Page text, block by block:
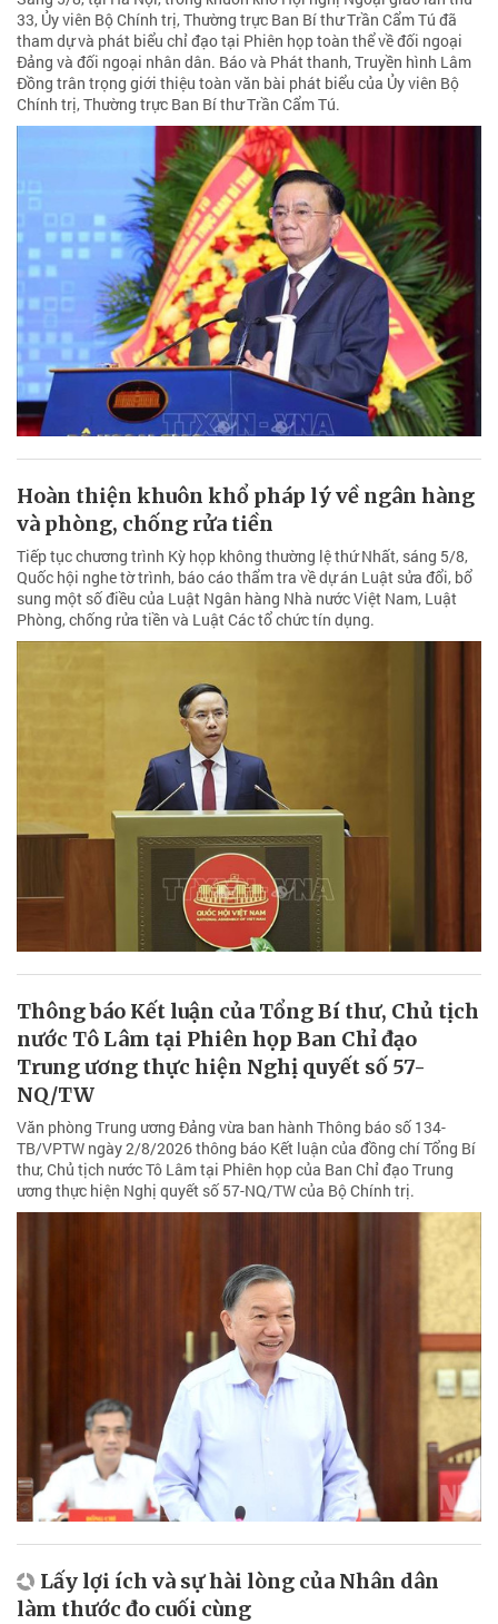
33, Ủy viên Bộ Chính trị, Thường trực Ban Bí thư Trần Cẩm Tú đã
tham dự và phát biểu chỉ đạo tại Phiên họp toàn thể về đối ngoại
Đảng và đối ngoại nhân dân. Báo và Phát thanh, Truyền hình Lâm
Đồng trân trọng giới thiệu toàn văn bài phát biểu của Ủy viên Bộ
Chính trị, Thường trực Ban Bí thư Trần Cẩm Tú.
Hoàn thiện khuôn khổ pháp lý về ngân hàng
và phòng, chống rửa tiền
Tiếp tục chương trình Kỳ họp không thường lệ thứ Nhất, sáng 5/8,
Quốc hội nghe tờ trình, báo cáo thẩm tra về dự án Luật sửa đổi, bổ
sung một số điều của Luật Ngân hàng Nhà nước Việt Nam, Luật
Phòng, chống rửa tiền và Luật Các tổ chức tín dụng.
Thông báo Kết luận của Tổng Bí thư, Chủ tịch
nước Tô Lâm tại Phiên họp Ban Chỉ đạo
Trung ương thực hiện Nghị quyết số 57-
NQ/TW
Văn phòng Trung ương Đảng vừa ban hành Thông báo số 134-
TB/VPTW ngày 2/8/2026 thông báo Kết luận của đồng chí Tổng Bí
thư, Chủ tịch nước Tô Lâm tại Phiên họp của Ban Chỉ đạo Trung
ương thực hiện Nghị quyết số 57-NQ/TW của Bộ Chính trị.
Lấy lợi ích và sự hài lòng của Nhân dân
làm thước đo cuối cùng